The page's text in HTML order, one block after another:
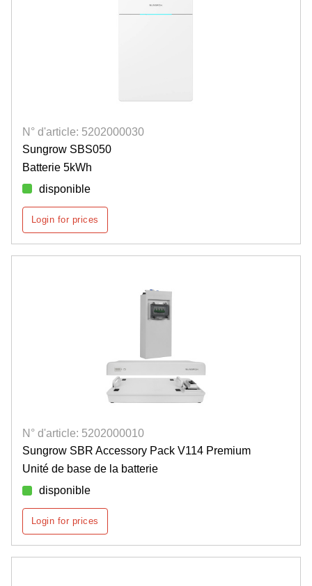
N° d'article: 5202000030
Sungrow SBS050
Batterie 5kWh
disponible
Login for prices
N° d'article: 5202000010
Sungrow SBR Accessory Pack V114 Premium
Unité de base de la batterie
disponible
Login for prices